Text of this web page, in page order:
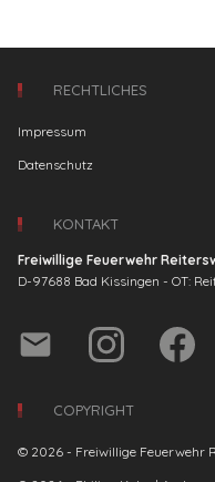
RECHTLICHES
Impressum
Datenschutz
KONTAKT
Freiwillige Feuerwehr
D-97688 Bad Kissingen - OT:
email
COPYRIGHT
© 2026 - Freiwillige Feuerwehr